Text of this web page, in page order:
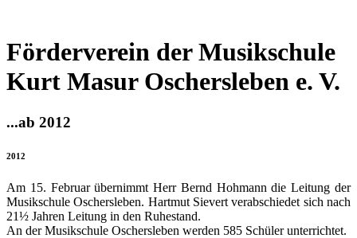
Förderverein der Musikschule
Kurt Masur Oschersleben e. V.
...ab 2012
2012
Am 15. Februar übernimmt Herr Bernd Hohmann die Leitung der
Musikschule Oschersleben. Hartmut Sievert verabschiedet sich nach
21½ Jahren Leitung in den Ruhestand.
An der Musikschule Oschersleben werden 585 Schüler unterrichtet.